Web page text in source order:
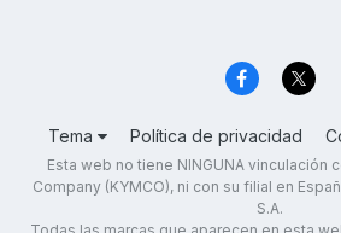
Tema Política de privacidad
Esta web no tiene NINGUNA vinculación
Company (KYMCO), ni con su filial en
S.A.